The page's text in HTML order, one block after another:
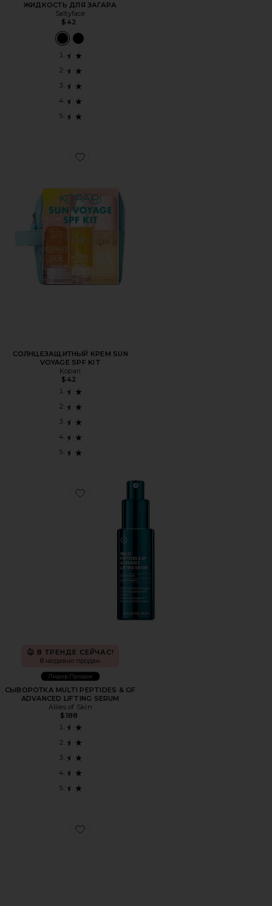
ЖИДКОСТЬ ДЛЯ ЗАГАРА
Saltyface
$42
Favorite СОЛНЦЕЗАЩИТНЫЙ КРЕМ SUN VOYAGE SPF
СОЛНЦЕЗАЩИТНЫЙ КРЕМ SUN
VOYAGE SPF KIT
Kopari
$42
Favorite СЫВОРОТКА MULTI PEPTIDES & GF ADVANCED
В ТРЕНДЕ СЕЙЧАС!
8 недавно продан
Лидер Продаж
СЫВОРОТКА MULTI PEPTIDES & GF
ADVANCED LIFTING SERUM
Allies of Skin
$188
Favorite НАБОР ДЛЯ УХОДА ЗА КОЖЕЙ JET LAG